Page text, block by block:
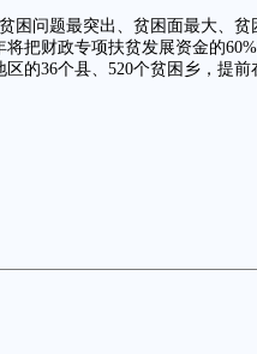
困问题最突出、贫困面最大、贫
把财政专项扶贫发展资金的
的36个县、520个贫困乡，提前